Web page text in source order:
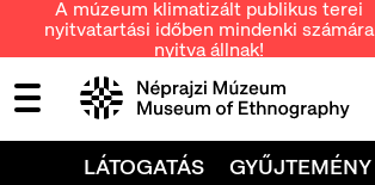
A múzeum klimatizált publikus terei
nyitvatartási időben mindenki számára
nyitva állnak!
LÁTOGATÁS GYŰJTEMÉNY